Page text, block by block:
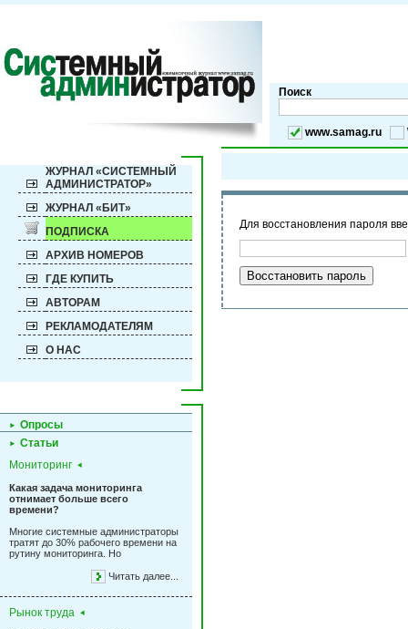
Поиск
www.samag.ru
ЖУРНАЛ «СИСТЕМНЫЙ
АДМИНИСТРАТОР»
ЖУРНАЛ «БИТ»
ПОДПИСКА
АРХИВ НОМЕРОВ
ГДЕ КУПИТЬ
АВТОРАМ
РЕКЛАМОДАТЕЛЯМ
О НАС
Опросы
Статьи
Мониторинг
Какая задача мониторинга
отнимает больше всего
времени?
Многие системные администраторы
тратят до 30% рабочего времени на
рутину мониторинга. Но
Читать далее...
Рынок труда
Для восстановления пароля